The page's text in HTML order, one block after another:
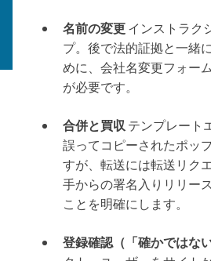
名前の変更インストラク
プ。後で法的証拠と一緒
めに、会社名変更フォー
が必要です。
合併と買収テンプレート
誤ってコピーされたポッ
すが、転送には転送リク
手からの署名入りリリー
ことを明確にします。
登録確認（「確かではな